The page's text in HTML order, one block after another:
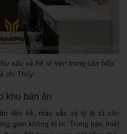
nấu và hệ tủ trên trong căn bếp
chị Thủy
khu bàn ăn
liền kề, màu sắc và tỷ lệ tủ cần
gian không bị bí. Trong bản thiết